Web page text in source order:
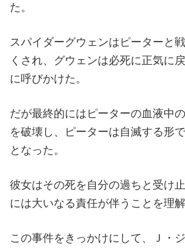
た。
スパイダーグウェンはピーターと
くされ、グウェンは必死に正気に
に呼びかけた。
だが最終的にはピーターの血液中
を破壊し、ピーターは自滅する形
となった。
彼女はその死を自分の過ちと受け
には大いなる責任が伴うことを理
この事件をきっかけにして、Ｊ・